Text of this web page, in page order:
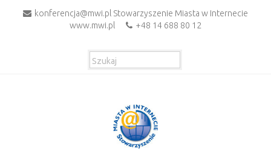
konferencja@mwi.pl Stowarzyszenie Miasta w Internecie
www.mwi.pl
+48 14 688 80 12